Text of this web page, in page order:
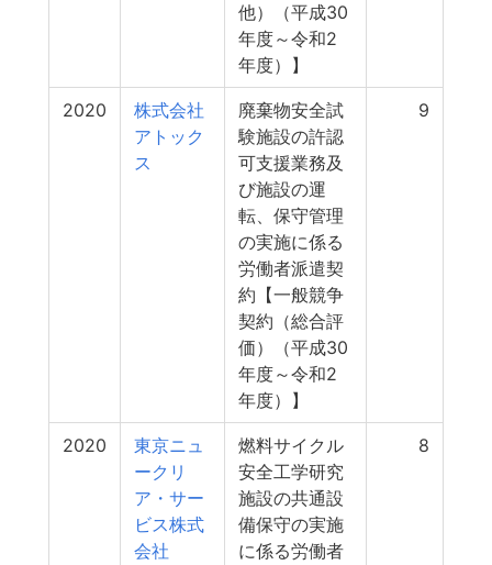
他）（平成30
年度～令和2
年度）】
2020
株式会社
アトック
ス
廃棄物安全試
験施設の許認
可支援業務及
び施設の運
転、保守管理
の実施に係る
労働者派遣契
約【一般競争
契約（総合評
価）（平成30
年度～令和2
年度）】
9
2020
東京ニュ
ークリ
ア・サー
ビス株式
会社
燃料サイクル
安全工学研究
施設の共通設
備保守の実施
に係る労働者
8